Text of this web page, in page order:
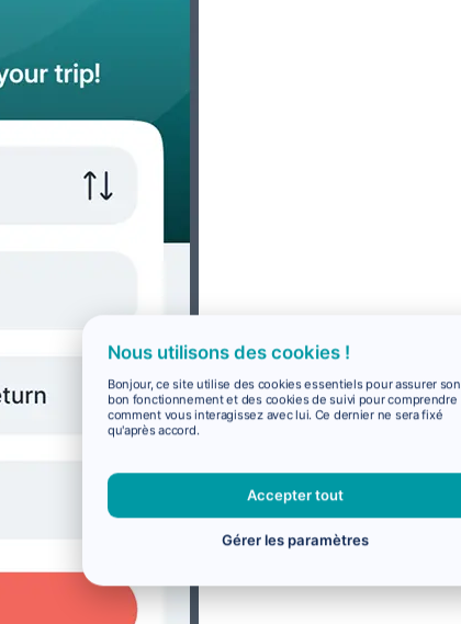
Nous utilisons des cookies !
Bonjour, ce site utilise des cookies essentiels pour assurer son
bon fonctionnement et des cookies de suivi pour comprendre
comment vous interagissez avec lui. Ce dernier ne sera fixé
qu'après accord.
Accepter tout
Gérer les paramètres